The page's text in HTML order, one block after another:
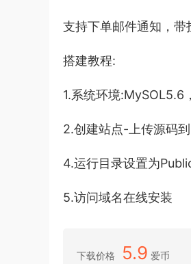
支持下单邮件通知，带
搭建教程:
1.系统环境:MySOL5.6
2.创建站点-上传源码
4.运行目录设置为
5.访问域名在线安装
下载价格 5.9 爱币